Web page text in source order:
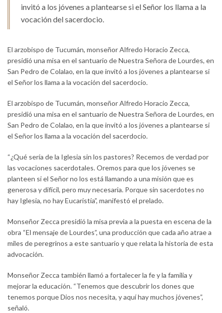
invitó a los jóvenes a plantearse si el Señor los llama a la
vocación del sacerdocio.
El arzobispo de Tucumán, monseñor Alfredo Horacio Zecca,
presidió una misa en el santuario de Nuestra Señora de Lourdes, en
San Pedro de Colalao, en la que invitó a los jóvenes a plantearse si
el Señor los llama a la vocación del sacerdocio.
El arzobispo de Tucumán, monseñor Alfredo Horacio Zecca,
presidió una misa en el santuario de Nuestra Señora de Lourdes, en
San Pedro de Colalao, en la que invitó a los jóvenes a plantearse si
el Señor los llama a la vocación del sacerdocio.
“¿Qué sería de la Iglesia sin los pastores? Recemos de verdad por
las vocaciones sacerdotales. Oremos para que los jóvenes se
planteen si el Señor no los está llamando a una misión que es
generosa y difícil, pero muy necesaria. Porque sin sacerdotes no
hay Iglesia, no hay Eucaristía”, manifestó el prelado.
Monseñor Zecca presidió la misa previa a la puesta en escena de la
obra “El mensaje de Lourdes”, una producción que cada año atrae a
miles de peregrinos a este santuario y que relata la historia de esta
advocación.
Monseñor Zecca también llamó a fortalecer la fe y la familia y
mejorar la educación. “Tenemos que descubrir los dones que
tenemos porque Dios nos necesita, y aquí hay muchos jóvenes”,
señaló.